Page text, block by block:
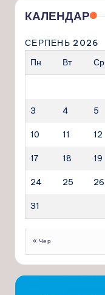
КАЛЕНДАР
СЕРПЕНЬ 2026
Пн
Вт Ср
3 4 5
10 11 12
17 18 19
24 25 26
31
« Чер